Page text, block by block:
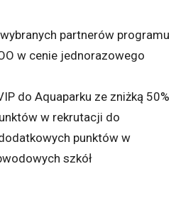
partnerów programu
w cenie jednorazowego
do Aquaparku ze zniżką 50%
w rekrutacji do
punktów w
szkół